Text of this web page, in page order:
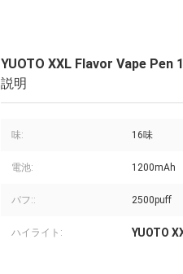
YUOTO XXL Flavor Vape
説明
味: 16味
電池: 1200mAh
パフ:: 2500puff
ハイライト: YUOTO